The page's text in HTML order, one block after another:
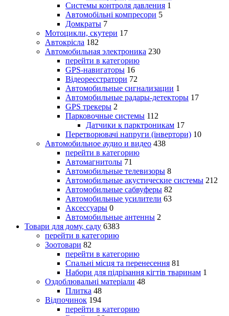
Системы контроля давления 1
Автомобільні компресори 5
Домкраты 7
Мотоцикли, скутери 17
Автокрісла 182
Автомобильная электроника 230
перейти в категорию
GPS-навигаторы 16
Відеореєстратори 72
Автомобильные сигнализации 1
Автомобильные радары-детекторы 17
GPS трекеры 2
Парковочные системы 112
Датчики к парктроникам 17
Перетворювачі напруги (інвертори) 10
Автомобильное аудио и видео 438
перейти в категорию
Автомагнитолы 71
Автомобильные телевизоры 8
Автомобильные акустические системы 212
Автомобильные сабвуферы 82
Автомобильные усилители 63
Аксессуары 0
Автомобильные антенны 2
Товари для дому, саду 6383
перейти в категорию
Зоотовари 82
перейти в категорию
Спальні місця та перенесення 81
Набори для підрізання кігтів тваринам 1
Оздоблювальні матеріали 48
Плитка 48
Відпочинок 194
перейти в категорию